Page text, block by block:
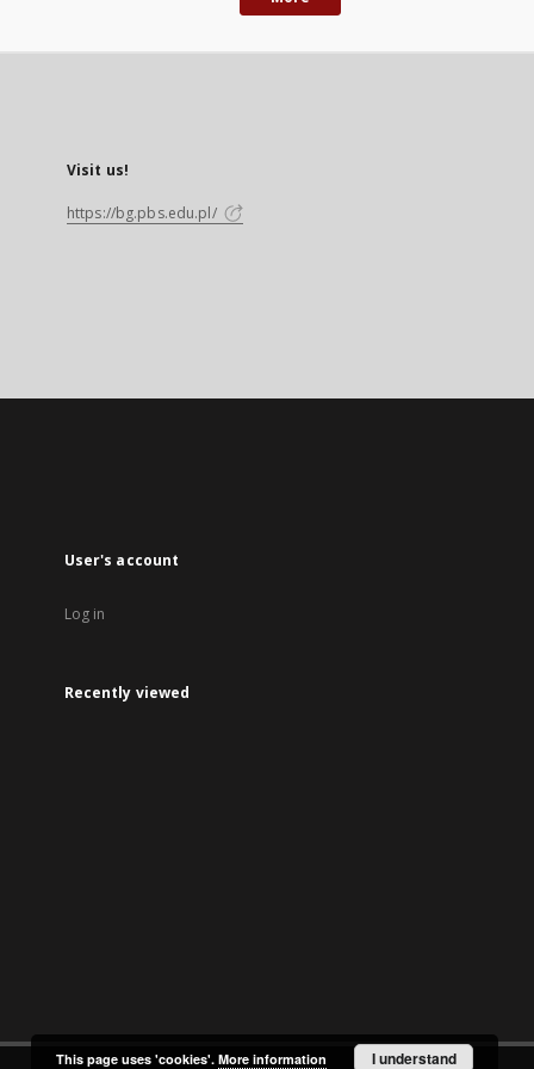
Visit us!
https://bg.pbs.edu.pl/
User's account
Log in
Recently viewed
This page uses 'cookies'. More information I understand